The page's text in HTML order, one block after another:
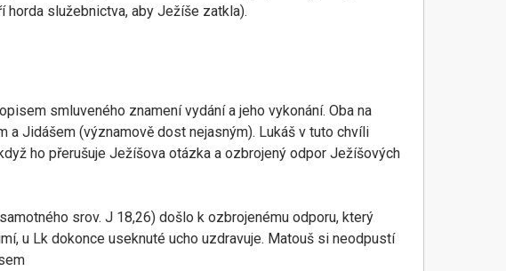
služebnictva, aby Ježíše zatkla).
smluveného znamení vydání a jeho vykonání. Oba na
Jidášem (významově dost nejasným). Lukáš v tuto chvíli
ho přerušuje Ježíšova otázka a ozbrojený odpor Ježíšových
srov. J 18,26) došlo k ozbrojenému odporu, který
u Lk dokonce useknuté ucho uzdravuje. Matouš si neodpustí